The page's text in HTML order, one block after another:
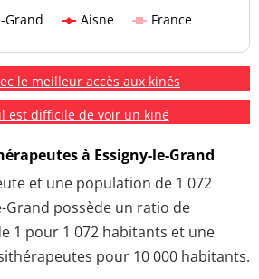
Grand Aisne France
le meilleur accès aux kinés
est difficile de voir un kiné
à Essigny-le-Grand
et une population de 1 072
Grand possède un ratio de
1 pour 1 072 habitants et une
pour 10 000 habitants.